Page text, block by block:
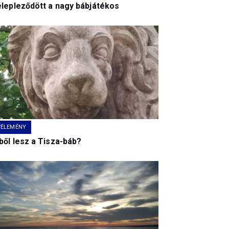
a nagy bábjátékos
lesz a Tisza-báb?